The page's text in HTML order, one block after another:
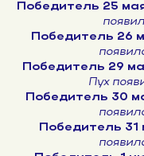
Победитель 25
Победитель 26
Победитель 29
Пух
Победитель 30
Победитель 31